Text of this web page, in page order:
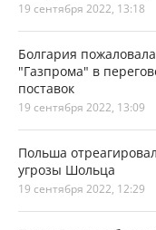
19 сентября 2022, 13:18
Болгария
"Газпрома" в
поставок
19 сентября 2022, 13:09
Польша
угрозы Шольца
19 сентября 2022, 12:29